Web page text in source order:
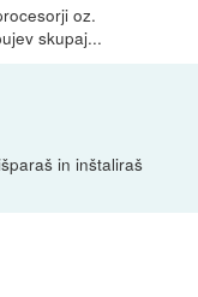
oz.
skupaj...
in inštaliraš